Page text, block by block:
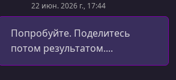
22 июн. 2026 г., 17:44
Попробуйте. Поделитесь
потом результатом....